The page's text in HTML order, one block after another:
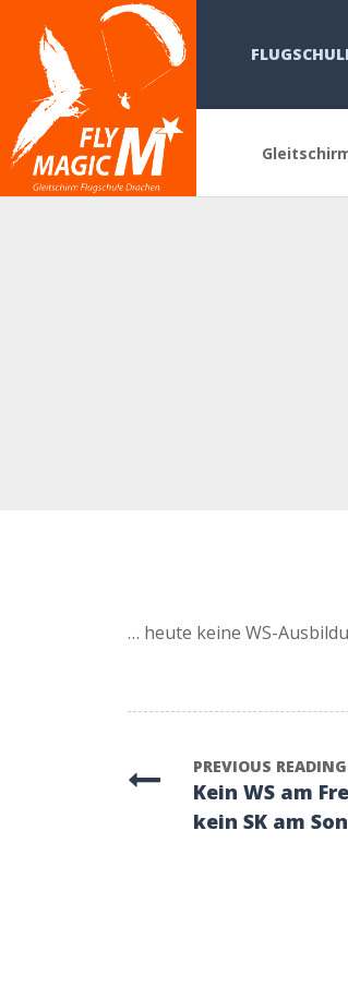
… heute keine WS-
PREVIOUS READING
Kein WS am
kein SK am